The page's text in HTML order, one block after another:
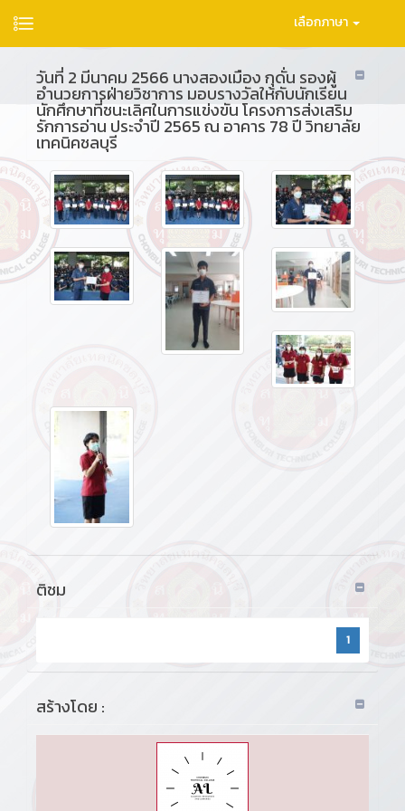
เลือกภาษา
วันที่ 2 มีนาคม 2566 นางสองเมือง กุดั่น รองผู้
อำนวยการฝ่ายวิชาการ มอบรางวัลให้กับนักเรียน
นักศึกษาที่ชนะเลิศในการแข่งขัน โครงการส่งเสริม
รักการอ่าน ประจำปี 2565 ณ อาคาร 78 ปี วิทยาลัย
เทคนิคชลบุรี
ติชม
1
สร้างโดย :